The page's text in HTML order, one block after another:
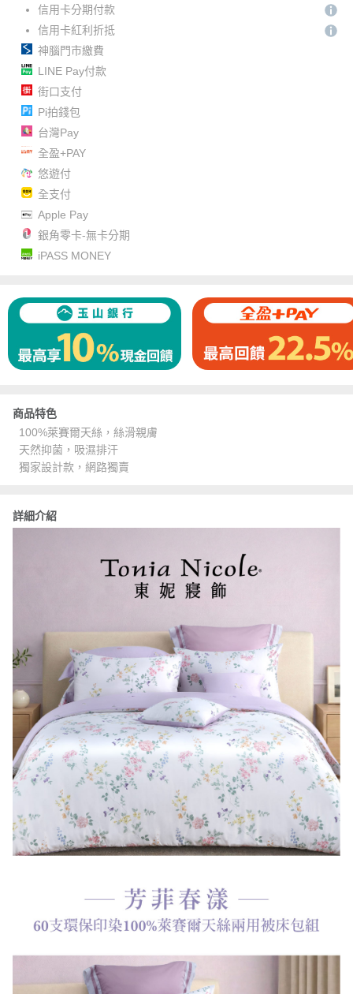
信用卡分期付款
信用卡紅利折抵
神腦門市繳費
LINE Pay付款
街口支付
Pi拍錢包
台灣Pay
全盈+PAY
悠遊付
全支付
Apple Pay
銀角零卡-無卡分期
iPASS MONEY
商品特色
100%萊賽爾天絲，絲滑親膚
天然抑菌，吸濕排汗
獨家設計款，網路獨賣
詳細介紹